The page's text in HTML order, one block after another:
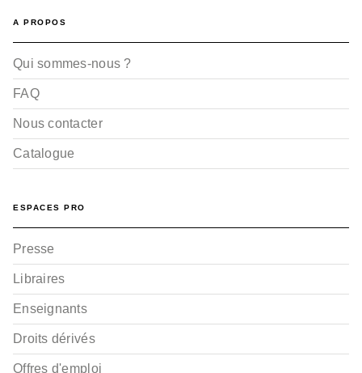
A PROPOS
Qui sommes-nous ?
FAQ
Nous contacter
Catalogue
ESPACES PRO
Presse
Libraires
Enseignants
Droits dérivés
Offres d'emploi